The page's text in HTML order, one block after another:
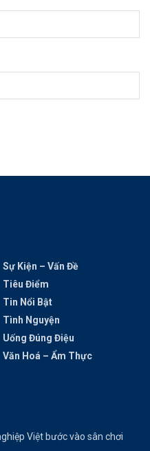
Sự Kiện – Vấn Đề
Tiêu Điểm
Tin Nổi Bật
Tình Nguyện
Uống Đúng Điệu
Văn Hoá – Ẩm Thực
Việt bước vào sân chơi